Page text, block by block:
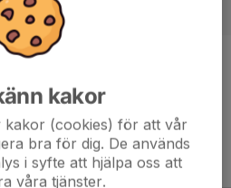
kakor
kakor (cookies) för att vår
bra för dig. De används
i syfte att hjälpa oss att
våra tjänster.